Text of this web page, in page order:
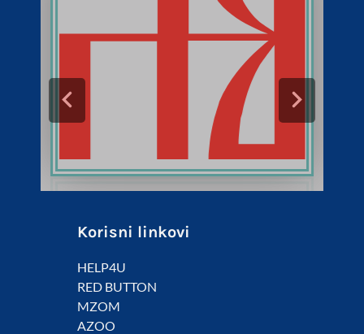
Korisni linkovi
HELP4U
RED BUTTON
MZOM
AZOO